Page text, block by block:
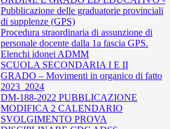
Pubblicazione delle graduatorie provinciali
di supplenze (GPS)
Procedura straordinaria di assunzione di
personale docente dalla 1a fascia GPS.
Elenchi idonei ADMM
SCUOLA SECONDARIA I E II
GRADO – Movimenti in organico di fatto
2023_2024
DM-188-2022 PUBBLICAZIONE
MODIFICA 2 CALENDARIO
SVOLGIMENTO PROVA